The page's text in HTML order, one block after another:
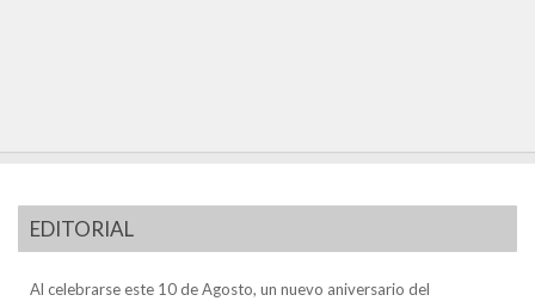
EDITORIAL
Al celebrarse este 10 de Agosto, un nuevo aniversario del